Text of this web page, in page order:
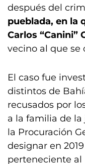
después del
pueblada, en la
Carlos “Canini”
vecino al que se
El caso fue
distintos de
recusados por
a la familia de
la Procuración
designar en
perteneciente